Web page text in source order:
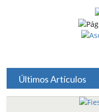
Últimos Artículos